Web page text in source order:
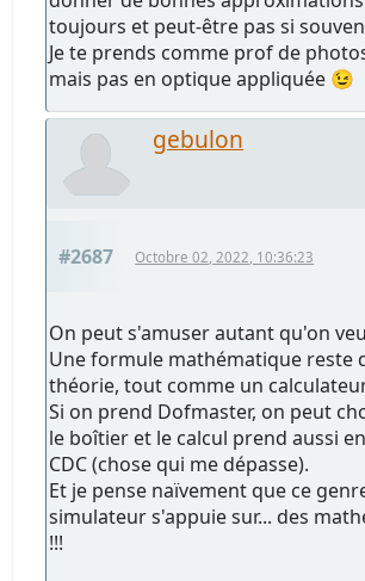
toujours et peut-être pas si
Je te prends comme prof de
mais pas en optique appliquée 😉
gebulon
#2687 Octobre 02, 2022, 10:36:23
On peut s'amuser autant qu'on
Une formule mathématique reste
théorie, tout comme un
Si on prend Dofmaster, on peut
le boîtier et le calcul prend aussi
CDC (chose qui me dépasse).
Et je pense naïvement que ce
simulateur s'appuie sur... des
!!!